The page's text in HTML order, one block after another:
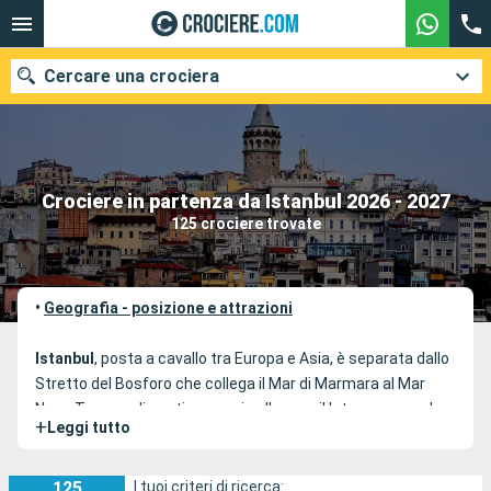
Crociere in partenza da Istanbul 2026 - 2027
125 crociere trovate
Cercare una crociera
Le nostre destinazioni
Mesi di partenza
Porti Compagnie
Ricerca
• Geografia - posizione e attrazioni
Istanbul , posta a cavallo tra Europa e Asia, è separata dallo
Stretto del Bosforo che collega il Mar di Marmara al Mar
Nero. Tre grandi ponti sospesi collegano il lato europeo al
lato asiatico, tra cui il ponte dei Martiri, il primo ponte sul
nella parte europea e il quartiere di Beylerbeyi nella sponda
+ Leggi tutto
I tuoi criteri di ricerca: